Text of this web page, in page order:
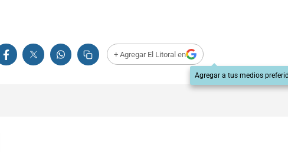
+ Agregar El Litoral en
Agregar a tus medios